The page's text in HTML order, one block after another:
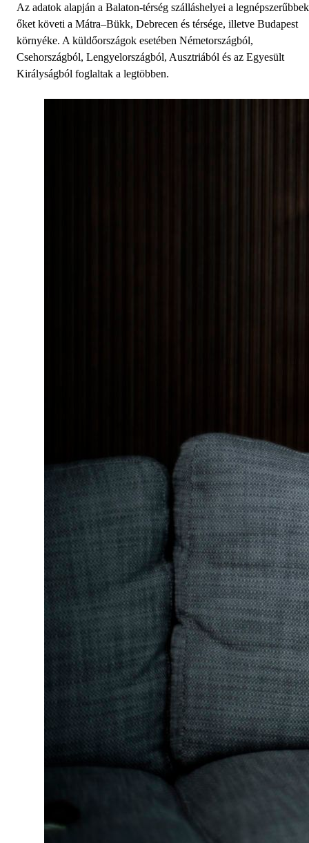
Az adatok alapján a Balaton-térség szálláshelyei a
őket követi a Mátra–Bükk, Debrecen és térsége, illetve Budapest
környéke. A küldőországok esetében Németországból,
Csehországból, Lengyelországból, Ausztriából és az Egyesült
Királyságból foglaltak a legtöbben.